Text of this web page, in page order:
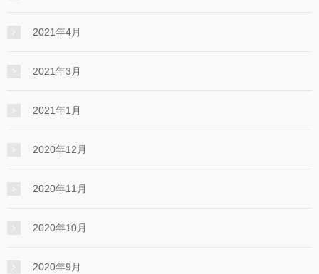
2021年4月
2021年3月
2021年1月
2020年12月
2020年11月
2020年10月
2020年9月